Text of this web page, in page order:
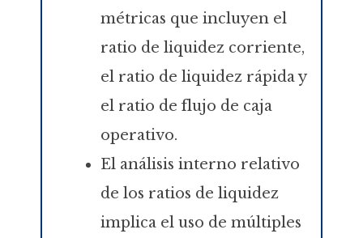
métricas que incluyen el
ratio de liquidez corriente,
el ratio de liquidez rápida y
el ratio de flujo de caja
operativo.
El análisis interno relativo
de los ratios de liquidez
implica el uso de múltiples